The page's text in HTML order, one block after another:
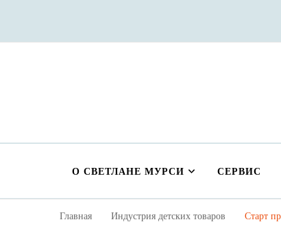
О СВЕТЛАНЕ МУРСИ СЕРВИС
Главная Индустрия детских товаров Старт